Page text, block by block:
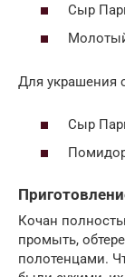
Сыр
Для украшения
Сыр
Кочан
промыть,
полотенцами.